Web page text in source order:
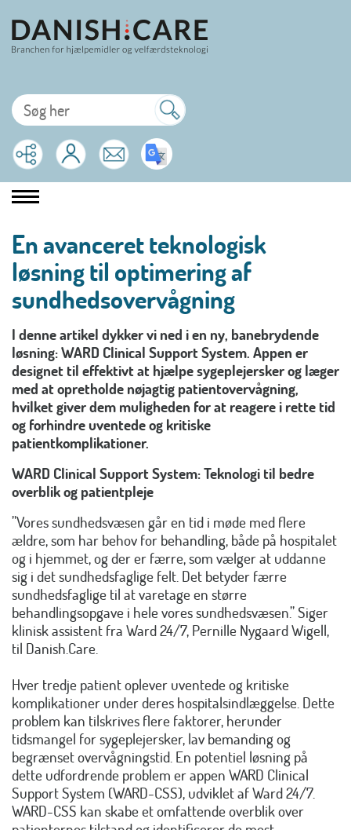
En avanceret teknologisk
løsning til optimering af
sundhedsovervågning
I denne artikel dykker vi ned i en ny, banebrydende
løsning: WARD Clinical Support System. Appen er
designet til effektivt at hjælpe sygeplejersker og læger
med at opretholde nøjagtig patientovervågning,
hvilket giver dem muligheden for at reagere i rette tid
og forhindre uventede og kritiske
patientkomplikationer.
WARD Clinical Support System: Teknologi til bedre
overblik og patientpleje
”Vores sundhedsvæsen går en tid i møde med flere
ældre, som har behov for behandling, både på hospitalet
og i hjemmet, og der er færre, som vælger at uddanne
sig i det sundhedsfaglige felt. Det betyder færre
sundhedsfaglige til at varetage en større
behandlingsopgave i hele vores sundhedsvæsen.” Siger
klinisk assistent fra Ward 24/7, Pernille Nygaard Wigell,
til Danish.Care.
Hver tredje patient oplever uventede og kritiske
komplikationer under deres hospitalsindlæggelse. Dette
problem kan tilskrives flere faktorer, herunder
tidsmangel for sygeplejersker, lav bemanding og
begrænset overvågningstid. En potentiel løsning på
dette udfordrende problem er appen WARD Clinical
Support System (WARD-CSS), udviklet af Ward 24/7.
WARD-CSS kan skabe et omfattende overblik over